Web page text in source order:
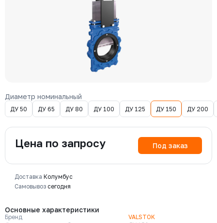
Диаметр номинальный
ДУ 50 ДУ 65 ДУ 80 ДУ 100 ДУ 125 ДУ 150 ДУ 200
Основные характеристики
Бренд
VALSTOK
Цена по запросу Под заказ
Доставка Колумбус
Самовывоз сегодня